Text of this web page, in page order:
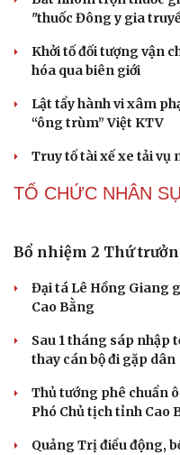
"thuốc Đông y gia
Khởi tố đối tượng vận
hóa qua biên giới
Lật tẩy hành vi xâm
“ông trùm” Việt KTV
Truy tố tài xế xe tải vụ
TỔ CHỨC NHÂN
Bổ nhiệm 2 Thứ
Đại tá Lê Hồng Giang
Cao Bằng
Sau 1 tháng sáp nhập
thay cán bộ đi gặp dân
Thủ tướng phê chuẩn
Phó Chủ tịch tỉnh Cao
Quảng Trị điều động,